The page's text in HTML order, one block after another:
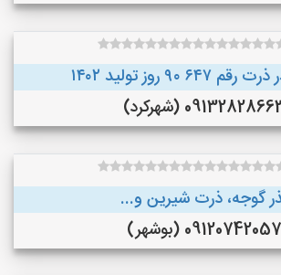
۹۰ روز تولید ۱۴۰۲
(شهرکرد)
گوجه، ذرت شیرین و...
09120742057 (بوشهر)